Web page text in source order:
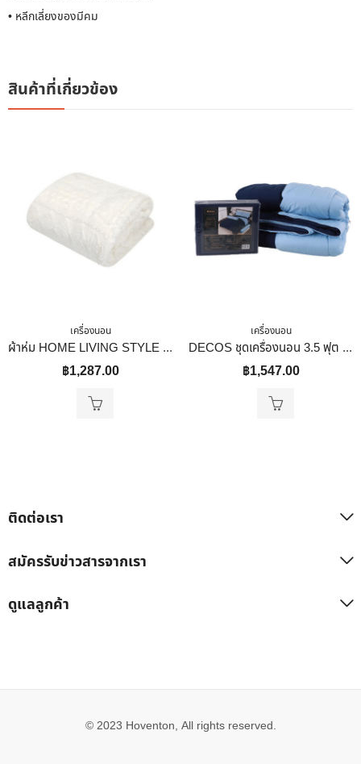
• หลีกเลี่ยงของมีคม
สินค้าที่เกี่ยวข้อง
เครื่องนอน
ผ้าห่ม HOME LIVING STYLE SHERPA 60X80 นิ้ว สี CREAM
฿1,287.00
เครื่องนอน
DECOS ชุดเครื่องนอน 3.5 ฟุต พร้อมนวม ทูโทน สีกรม
฿1,547.00
ติดต่อเรา
สมัครรับข่าวสารจากเรา
ดูแลลูกค้า
© 2023 Hoventon, All rights reserved.